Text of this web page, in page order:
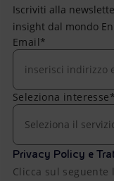
Iscriviti alla
insight dal mondo
Email*
Seleziona interesse*
Seleziona il
Privacy Policy e
Clicca sul